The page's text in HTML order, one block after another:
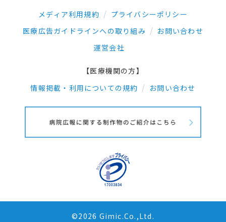
メディア利用規約
プライバシーポリシー
医療広告ガイドラインへの取り組み
お問い合わせ
運営会社
【医療機関の方】
情報掲載・利用についての規約
お問い合わせ
©2026 Gimic.Co.,Ltd.